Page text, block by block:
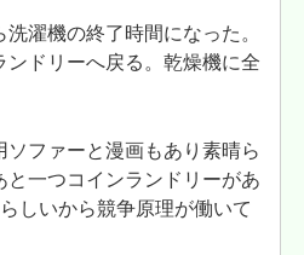
濯機の終了時間になった。
ドリーへ戻る。乾燥機に全
ソファーと漫画もあり素晴ら
と一つコインランドリーがあ
しいから競争原理が働いて